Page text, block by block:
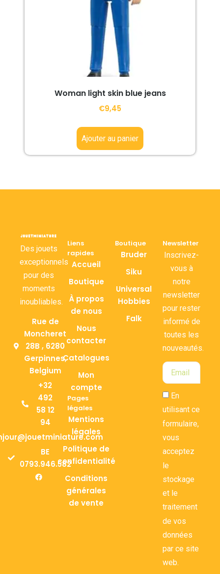
Woman light skin blue jeans
€9,45
Ajouter au panier
Des jouets
exceptionnels
pour des
moments
inoubliables.
Rue de
Moncheret
28B , 6280
Gerpinnes,
Belgium
+32
492
58 12
94
BE
0793.946.582
Liens
rapides
Accueil
Boutique
À propos
de nous
Nous
contacter
Catalogues
Mon
compte
Pages
légales
Mentions
légales
Politique de
confidentialité
Conditions
générales
de vente
Boutique
Bruder
Siku
Universal
Hobbies
Falk
Newsletter
Inscrivez-
vous à
notre
newsletter
pour rester
informé de
toutes les
nouveautés.
En
utilisant ce
formulaire,
vous
acceptez
le
stockage
et le
traitement
de vos
données
par ce site
web.